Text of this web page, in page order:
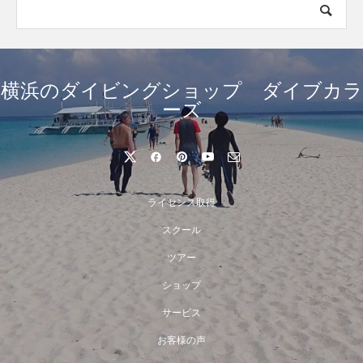
横浜のダイビングショップ ダイブカラ
ーズ
ライセンス取得
スクール
ツアー
ショップ
サービス
お客様の声